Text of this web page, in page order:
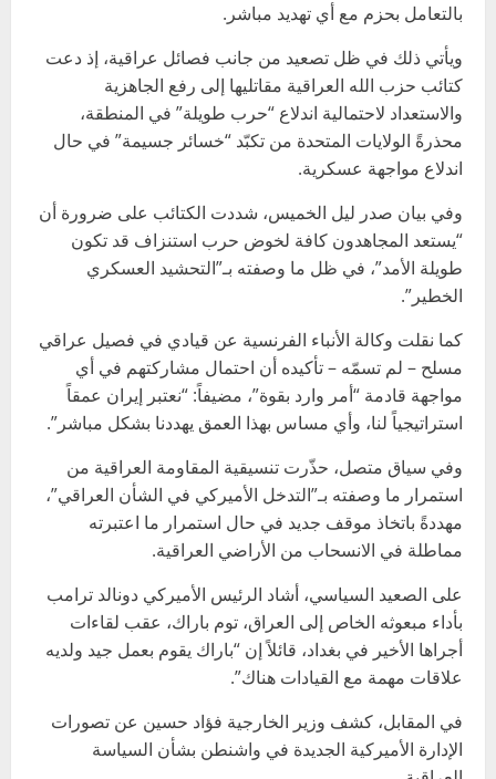
بالتعامل بحزم مع أي تهديد مباشر.
ويأتي ذلك في ظل تصعيد من جانب فصائل عراقية، إذ دعت
كتائب حزب الله العراقية مقاتليها إلى رفع الجاهزية
والاستعداد لاحتمالية اندلاع “حرب طويلة” في المنطقة،
محذرةً الولايات المتحدة من تكبّد “خسائر جسيمة” في حال
اندلاع مواجهة عسكرية.
وفي بيان صدر ليل الخميس، شددت الكتائب على ضرورة أن
“يستعد المجاهدون كافة لخوض حرب استنزاف قد تكون
طويلة الأمد”، في ظل ما وصفته بـ”التحشيد العسكري
الخطير”.
كما نقلت وكالة الأنباء الفرنسية عن قيادي في فصيل عراقي
مسلح – لم تسمّه – تأكيده أن احتمال مشاركتهم في أي
مواجهة قادمة “أمر وارد بقوة”، مضيفاً: “نعتبر إيران عمقاً
استراتيجياً لنا، وأي مساس بهذا العمق يهددنا بشكل مباشر”.
وفي سياق متصل، حذّرت تنسيقية المقاومة العراقية من
استمرار ما وصفته بـ”التدخل الأميركي في الشأن العراقي”،
مهددةً باتخاذ موقف جديد في حال استمرار ما اعتبرته
مماطلة في الانسحاب من الأراضي العراقية.
على الصعيد السياسي، أشاد الرئيس الأميركي دونالد ترامب
بأداء مبعوثه الخاص إلى العراق، توم باراك، عقب لقاءات
أجراها الأخير في بغداد، قائلاً إن “باراك يقوم بعمل جيد ولديه
علاقات مهمة مع القيادات هناك”.
في المقابل، كشف وزير الخارجية فؤاد حسين عن تصورات
الإدارة الأميركية الجديدة في واشنطن بشأن السياسة